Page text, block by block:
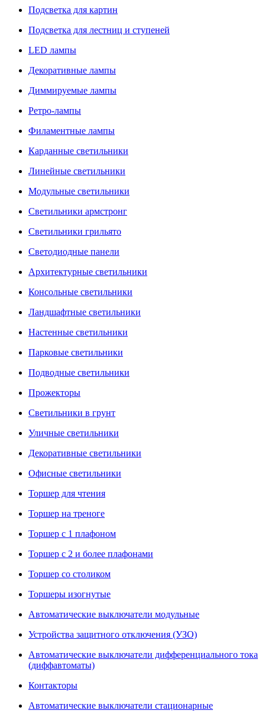
Подсветка для картин
Подсветка для лестниц и ступеней
LED лампы
Декоративные лампы
Диммируемые лампы
Ретро-лампы
Филаментные лампы
Карданные светильники
Линейные светильники
Модульные светильники
Светильники армстронг
Светильники грильято
Светодиодные панели
Архитектурные светильники
Консольные светильники
Ландшафтные светильники
Настенные светильники
Парковые светильники
Подводные светильники
Прожекторы
Светильники в грунт
Уличные светильники
Декоративные светильники
Офисные светильники
Торшер для чтения
Торшер на треноге
Торшер с 1 плафоном
Торшер с 2 и более плафонами
Торшер со столиком
Торшеры изогнутые
Автоматические выключатели модульные
Устройства защитного отключения (УЗО)
Автоматические выключатели дифференциального тока
(диффавтоматы)
Контакторы
Автоматические выключатели стационарные